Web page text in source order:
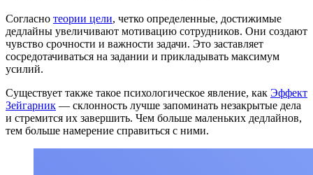
Согласно теории цели, четко определенные, достижимые
дедлайны увеличивают мотивацию сотрудников. Они создают
чувство срочности и важности задачи. Это заставляет
сосредотачиваться на задании и прикладывать максимум
усилий.
Существует также такое психологическое явление, как Эффект
Зейгарник — склонность лучше запоминать незакрытые дела
и стремится их завершить. Чем больше маленьких дедлайнов,
тем больше намерение справиться с ними.